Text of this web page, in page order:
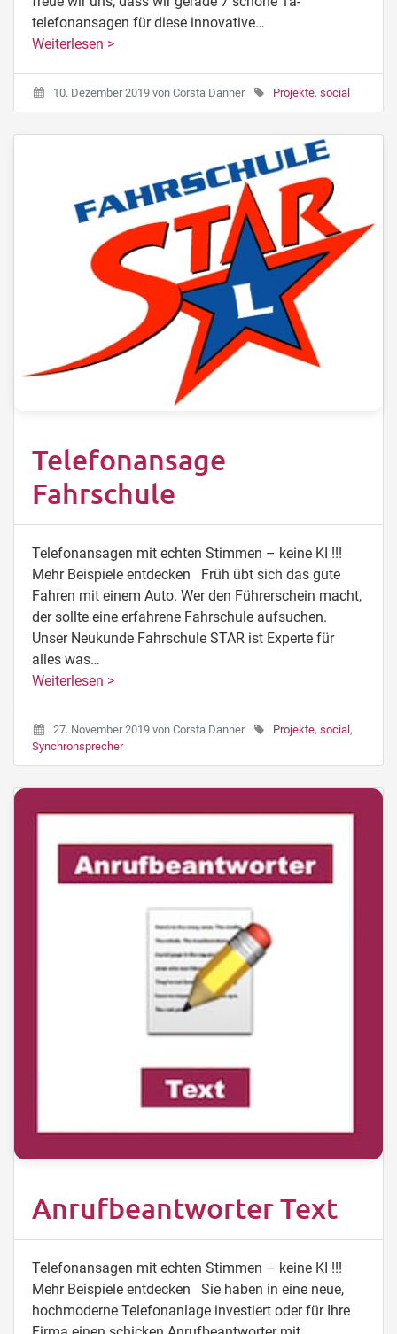
telefonansagen für diese innovative…
Weiterlesen >
10. Dezember 2019 von Corsta Danner Projekte, social
Telefonansage
Fahrschule
Telefonansagen mit echten Stimmen – keine KI !!!
Mehr Beispiele entdecken Früh übt sich das gute
Fahren mit einem Auto. Wer den Führerschein macht,
der sollte eine erfahrene Fahrschule aufsuchen.
Unser Neukunde Fahrschule STAR ist Experte für
alles was…
Weiterlesen >
27. November 2019 von Corsta Danner Projekte, social ,
Synchronsprecher
Anrufbeantworter Text
Telefonansagen mit echten Stimmen – keine KI !!!
Mehr Beispiele entdecken Sie haben in eine neue,
hochmoderne Telefonanlage investiert oder für Ihre